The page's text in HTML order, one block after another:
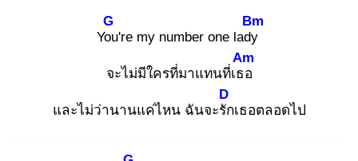
You
G
're my number one lady
Bm
จะไม่มีใครที่มาแทนที่เธอ
Am
และไม่ว่านานแค่ไหน ฉันจะรัก
D
เธอตลอดไป